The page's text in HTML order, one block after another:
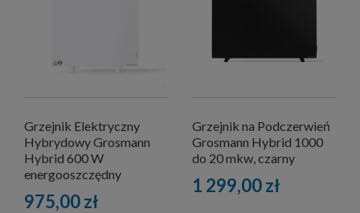
Grzejnik Elektryczny
Hybrydowy Grosmann
Hybrid 600 W
energooszczędny
975,00 zł
Grzejnik na Podczerwień
Grosmann Hybrid 1000
do 20 mkw, czarny
1 299,00 zł